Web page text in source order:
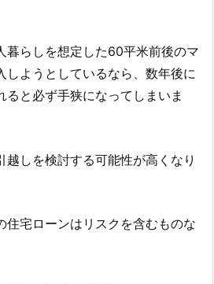
暮らしを想定した60平米前後のマ
しようとしているなら、数年後に
と必ず手狭になってしまいま
越しを検討する可能性が高くなり
住宅ローンはリスクを含むものな